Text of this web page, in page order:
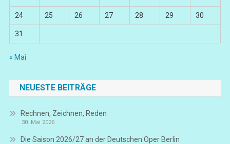
24 25 26 27 28 29 30
31
« Mai
NEUESTE BEITRÄGE
Rechnen, Zeichnen, Reden
30. Mai 2026
Die Saison 2026/27 an der Deutschen Oper Berlin